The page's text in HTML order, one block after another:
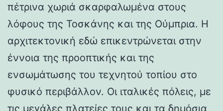
πέτρινα χωριά σκαρφαλωμένα στους
λόφους της Τοσκάνης και της Ούμπρια. Η
αρχιτεκτονική εδώ επικεντρώνεται στην
έννοια της προοπτικής και της
ενσωμάτωσης του τεχνητού τοπίου στο
φυσικό περιβάλλον. Οι ιταλικές πόλεις, με
τις μεγάλες πλατείες τους και τα δημόσια